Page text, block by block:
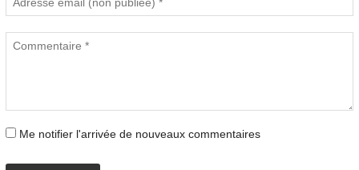
Me notifier l'arrivée de nouveaux commentaires